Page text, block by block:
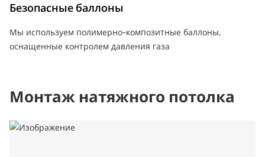
Безопасные баллоны
Мы используем полимерно-композитные баллоны,
оснащенные контролем давления газа
Монтаж натяжного потолка